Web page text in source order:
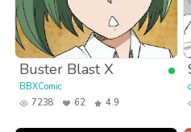
Buster Blast X
BBXComic
7238
62 4.9